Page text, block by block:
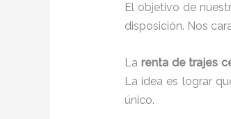
El objetivo de
disposición. Nos
La renta de trajes
La idea es lograr
único.